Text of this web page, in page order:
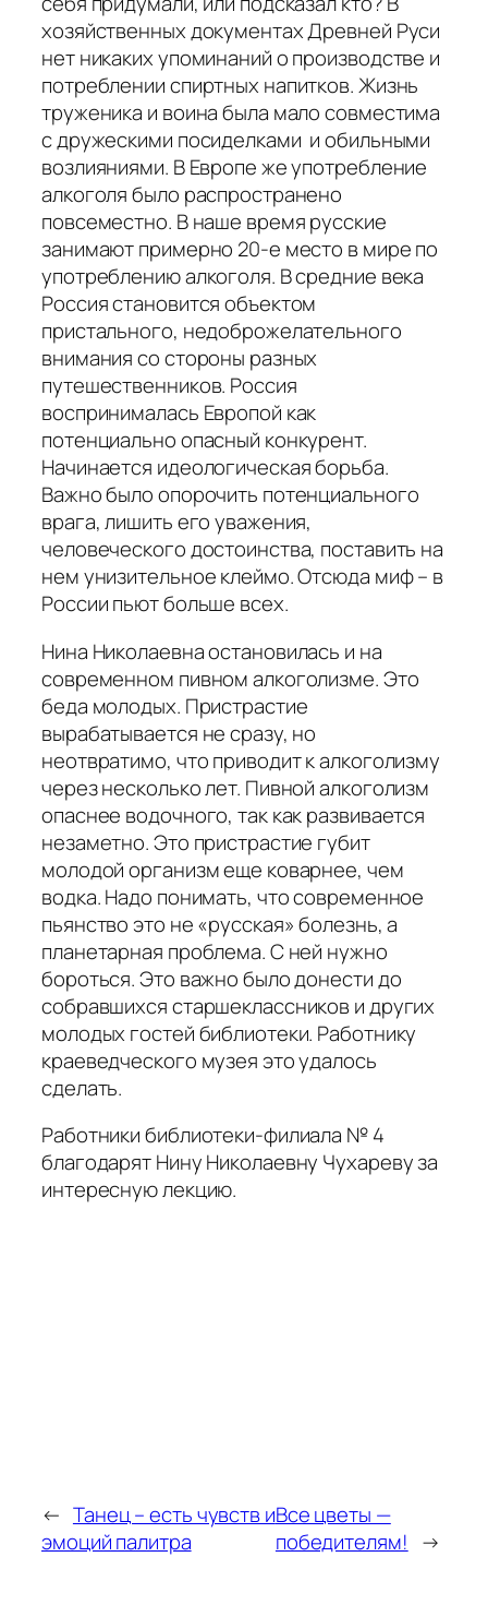
хозяйственных документах Древней Руси
нет никаких упоминаний о производстве и
потреблении спиртных напитков. Жизнь
труженика и воина была мало совместима
с дружескими посиделками и обильными
возлияниями. В Европе же употребление
алкоголя было распространено
повсеместно. В наше время русские
занимают примерно 20-е место в мире по
употреблению алкоголя. В средние века
Россия становится объектом
пристального, недоброжелательного
внимания со стороны разных
путешественников. Россия
воспринималась Европой как
потенциально опасный конкурент.
Начинается идеологическая борьба.
Важно было опорочить потенциального
врага, лишить его уважения,
человеческого достоинства, поставить на
нем унизительное клеймо. Отсюда миф – в
России пьют больше всех.
Нина Николаевна остановилась и на
современном пивном алкоголизме. Это
беда молодых. Пристрастие
вырабатывается не сразу, но
неотвратимо, что приводит к алкоголизму
через несколько лет. Пивной алкоголизм
опаснее водочного, так как развивается
незаметно. Это пристрастие губит
молодой организм еще коварнее, чем
водка. Надо понимать, что современное
пьянство это не «русская» болезнь, а
планетарная проблема. С ней нужно
бороться. Это важно было донести до
собравшихся старшеклассников и других
молодых гостей библиотеки. Работнику
краеведческого музея это удалось
сделать.
Работники библиотеки-филиала № 4
благодарят Нину Николаевну Чухареву за
интересную лекцию.
← Танец – есть чувств и
эмоций палитра
Все цветы —
победителям! →